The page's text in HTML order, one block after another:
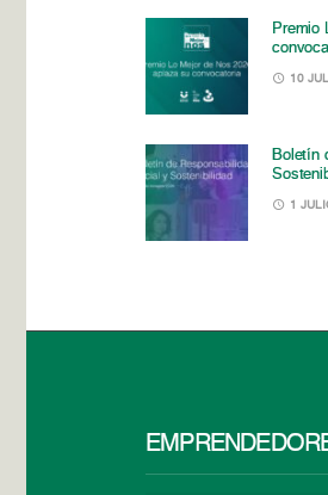
Premio
10
Boletín
1